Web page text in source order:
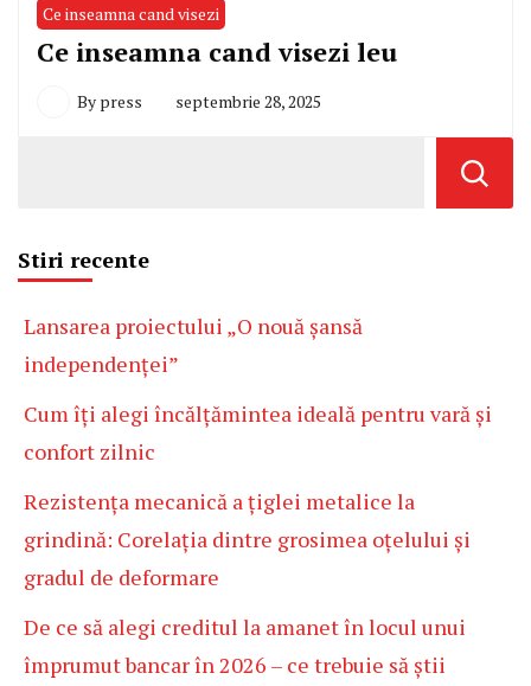
Ce inseamna cand visezi
Ce inseamna cand visezi leu
By press septembrie 28, 2025
Stiri recente
Lansarea proiectului „O nouă șansă
independenței”
Cum îți alegi încălțămintea ideală pentru vară și
confort zilnic
Rezistența mecanică a țiglei metalice la
grindină: Corelația dintre grosimea oțelului și
gradul de deformare
De ce să alegi creditul la amanet în locul unui
împrumut bancar în 2026 – ce trebuie să știi